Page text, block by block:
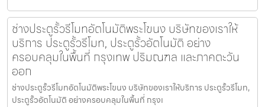
ช่างประตูรั้วรีโมทอัตโนมัติพระโขนง บริษัทของเราให้
บริการ ประตูรั้วรีโมท, ประตูรั้วอัตโนมัติ อย่าง
ครอบคลุมในพื้นที่ กรุงเทพ ปริมณฑล และภาคตะวัน
ออก
ช่างประตูรั้วรีโมทอัตโนมัติพระโขนง บริษัทของเราให้บริการ ประตูรั้วรีโมท,
ประตูรั้วอัตโนมัติ อย่างครอบคลุมในพื้นที่ กรุงเ